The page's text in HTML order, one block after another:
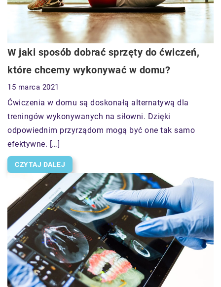
W jaki sposób dobrać sprzęty do ćwiczeń,
które chcemy wykonywać w domu?
15 marca 2021
Ćwiczenia w domu są doskonałą alternatywą dla
treningów wykonywanych na siłowni. Dzięki
odpowiednim przyrządom mogą być one tak samo
efektywne. […]
CZYTAJ DALEJ